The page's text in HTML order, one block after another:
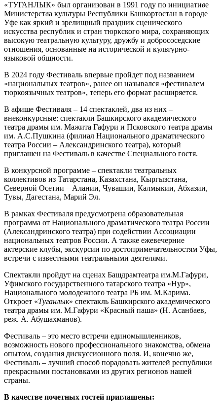
«ТУГАНЛЫК» был организован в 1991 году по инициативе
Министерства культуры Республики Башкортостан в городе
Уфе как яркий и зрелищный праздник сценического
искусства республик и стран тюркского мира, сохраняющих
высокую театральную культуру, дружбу и добрососедские
отношения, основанные на исторической и культурно-
языковой общности.
В 2024 году Фестиваль впервые пройдет под названием
«национальных театров», ранее он назывался «фестивалем
тюркоязычных театров», теперь его формат расширяется.
В афише Фестиваля – 14 спектаклей, два из них –
внеконкурсные: спектакли Башкирского академического
театра драмы им. Мажита Гафури и Псковского театра драмы
им. А.С.Пушкина (филиал Национального драматического
театра России – Александринского театра), который
приглашен на Фестиваль в качестве Специального гостя.
В конкурсной программе – спектакли театральных
коллективов из Татарстана, Казахстана, Кыргызстана,
Северной Осетии – Алании, Чувашии, Калмыкии, Абхазии,
Тувы, Дагестана, Марий Эл.
В рамках Фестиваля предусмотрена образовательная
программа от Национального драматического театра России
(Александринского театра) при содействии Ассоциации
национальных театров России. А также ежевечерние
актерские клубы, экскурсии по достопримечательностям Уфы,
встречи с известными театральными деятелями.
Спектакли пройдут на сценах Башдрамтеатра им.М.Гафури,
Уфимского государственного татарского театра «Нур»,
Национального молодежного театра РБ им. М.Карима.
Откроет «Туганлык» спектакль Башкирского академического
театра драмы им. М.Гафури «Красный паша» (Н. Асанбаев,
реж. А. Абушахманов).
Фестиваль – это место встречи единомышленников,
возможность нового профессионального знакомства, обмена
опытом, создания дискуссионного поля. И, конечно же,
Фестиваль – лучший способ порадовать жителей республики
прекрасными постановками из других регионов нашей
страны.
В качестве почетных гостей приглашены: